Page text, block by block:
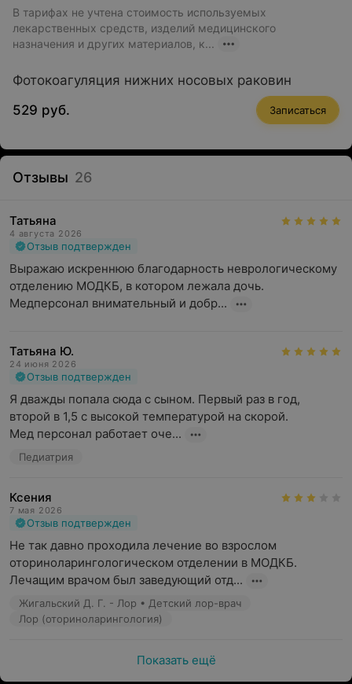
В тарифах не учтена стоимость используемых
лекарственных средств, изделий медицинского
назначения и других материалов, к...
Фотокоагуляция нижних носовых раковин
529 руб.
Записаться
Отзывы 26
Татьяна
4 августа 2026
Отзыв подтвержден
Выражаю искреннюю благодарность неврологическому
отделению МОДКБ, в котором лежала дочь.
Медперсонал внимательный и добр...
Татьяна Ю.
24 июня 2026
Отзыв подтвержден
Я дважды попала сюда с сыном. Первый раз в год,
второй в 1,5 с высокой температурой на скорой.
Мед персонал работает оче...
Педиатрия
Ксения
7 мая 2026
Отзыв подтвержден
Не так давно проходила лечение во взрослом
оториноларингологическом отделении в МОДКБ.
Лечащим врачом был заведующий отд...
Жигальский Д. Г. - Лор • Детский лор-врач
Лор (оториноларингология)
Показать ещё